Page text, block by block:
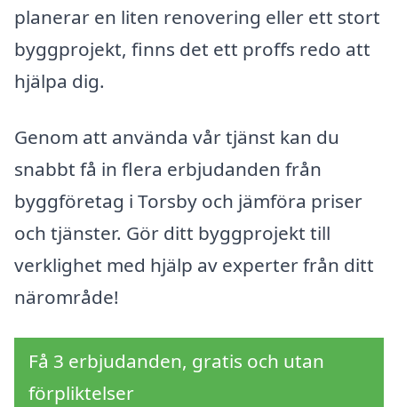
planerar en liten renovering eller ett stort
byggprojekt, finns det ett proffs redo att
hjälpa dig.
Genom att använda vår tjänst kan du
snabbt få in flera erbjudanden från
byggföretag i Torsby och jämföra priser
och tjänster. Gör ditt byggprojekt till
verklighet med hjälp av experter från ditt
närområde!
Få 3 erbjudanden, gratis och utan
förpliktelser